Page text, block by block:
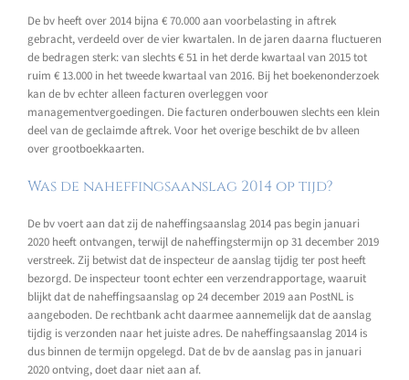
De bv heeft over 2014 bijna € 70.000 aan voorbelasting in aftrek
gebracht, verdeeld over de vier kwartalen. In de jaren daarna fluctueren
de bedragen sterk: van slechts € 51 in het derde kwartaal van 2015 tot
ruim € 13.000 in het tweede kwartaal van 2016. Bij het boekenonderzoek
kan de bv echter alleen facturen overleggen voor
managementvergoedingen. Die facturen onderbouwen slechts een klein
deel van de geclaimde aftrek. Voor het overige beschikt de bv alleen
over grootboekkaarten.
Was de naheffingsaanslag 2014 op tijd?
De bv voert aan dat zij de naheffingsaanslag 2014 pas begin januari
2020 heeft ontvangen, terwijl de naheffingstermijn op 31 december 2019
verstreek. Zij betwist dat de inspecteur de aanslag tijdig ter post heeft
bezorgd. De inspecteur toont echter een verzendrapportage, waaruit
blijkt dat de naheffingsaanslag op 24 december 2019 aan PostNL is
aangeboden. De rechtbank acht daarmee aannemelijk dat de aanslag
tijdig is verzonden naar het juiste adres. De naheffingsaanslag 2014 is
dus binnen de termijn opgelegd. Dat de bv de aanslag pas in januari
2020 ontving, doet daar niet aan af.